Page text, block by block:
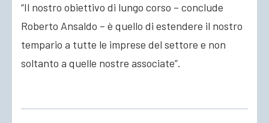
“Il nostro obiettivo di lungo corso – conclude
Roberto Ansaldo – è quello di estendere il nostro
tempario a tutte le imprese del settore e non
soltanto a quelle nostre associate”.